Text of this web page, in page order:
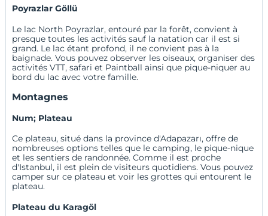
Poyrazlar Göllü
Le lac North Poyrazlar, entouré par la forêt, convient à
presque toutes les activités sauf la natation car il est si
grand. Le lac étant profond, il ne convient pas à la
baignade. Vous pouvez observer les oiseaux, organiser des
activités VTT, safari et Paintball ainsi que pique-niquer au
bord du lac avec votre famille.
Montagnes
Num; Plateau
Ce plateau, situé dans la province d'Adapazarı, offre de
nombreuses options telles que le camping, le pique-nique
et les sentiers de randonnée. Comme il est proche
d'Istanbul, il est plein de visiteurs quotidiens. Vous pouvez
camper sur ce plateau et voir les grottes qui entourent le
plateau.
Plateau du Karagöl